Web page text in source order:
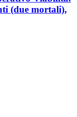
(due mortali),